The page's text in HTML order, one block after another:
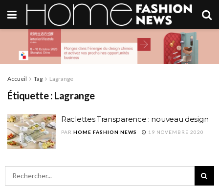
Accueil Tag Lagrange
Étiquette : Lagrange
Raclettes Transparence : nouveau design
PAR HOME FASHION NEWS 19 NOVEMBRE 2020